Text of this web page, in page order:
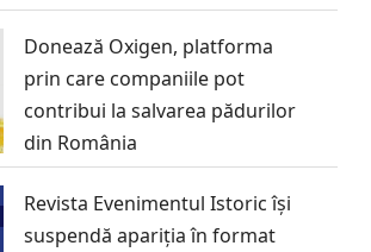
Donează Oxigen, platforma
prin care companiile pot
contribui la salvarea pădurilor
din România
Revista Evenimentul Istoric își
suspendă apariția în format